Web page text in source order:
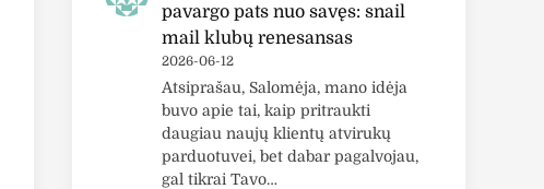
pavargo pats nuo savęs: snail
mail klubų renesansas
2026-06-12
Atsiprašau, Salomėja, mano idėja
buvo apie tai, kaip pritraukti
daugiau naujų klientų atvirukų
parduotuvei, bet dabar pagalvojau,
gal tikrai Tavo…